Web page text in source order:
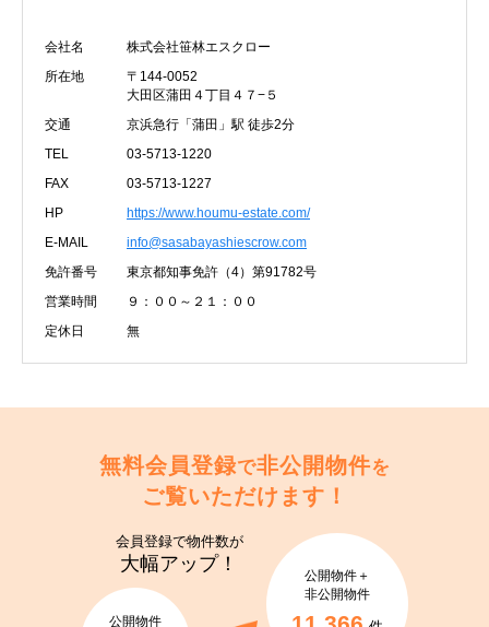
会社名
株式会社笹林エスクロー
所在地
〒144-0052
大田区蒲田４丁目４７−５
交通
京浜急行「蒲田」駅 徒歩2分
TEL
03-5713-1220
FAX
03-5713-1227
HP
https://www.houmu-estate.com/
E-MAIL
info@sasabayashiescrow.com
免許番号
東京都知事免許（4）第91782号
営業時間
９：００～２１：００
定休日
無
無料会員登録で非公開物件を
ご覧いただけます！
会員登録で物件数が
大幅アップ！
公開物件
公開物件＋
非公開物件